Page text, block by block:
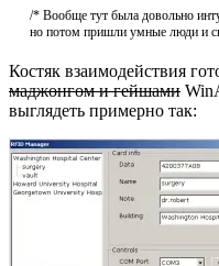
/* Вообще тут была довольно
но потом пришли умные люди и
Костяк взаимодействия
маджонгом и гейшами
выглядеть примерно так: